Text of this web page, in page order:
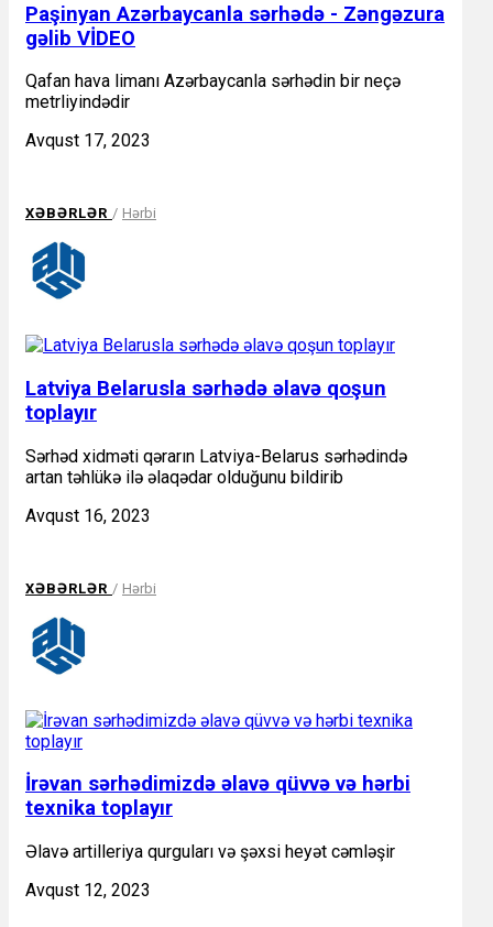
Paşinyan Azərbaycanla sərhədə - Zəngəzura
gəlib VİDEO
Qafan hava limanı Azərbaycanla sərhədin bir neçə
metrliyindədir
Avqust 17, 2023
XƏBƏRLƏR / Hərbi
Latviya Belarusla sərhədə əlavə qoşun
toplayır
Sərhəd xidməti qərarın Latviya-Belarus sərhədində
artan təhlükə ilə əlaqədar olduğunu bildirib
Avqust 16, 2023
XƏBƏRLƏR / Hərbi
İrəvan sərhədimizdə əlavə qüvvə və hərbi
texnika toplayır
Əlavə artilleriya qurguları və şəxsi heyət cəmləşir
Avqust 12, 2023